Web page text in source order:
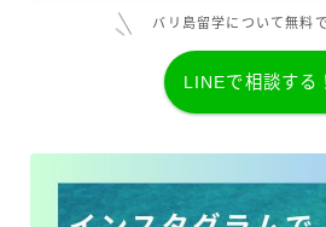
バリ島留学について無料
LINEで相談する！